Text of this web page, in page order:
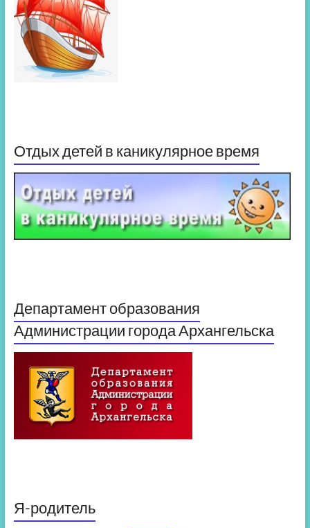
Отдых детей в каникулярное время
Департамент образования
Администрации города Архангельска
Я-родитель